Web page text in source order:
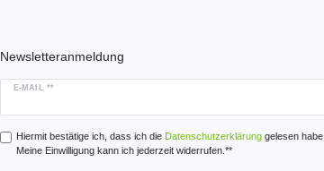
Newsletteranmeldung
E-MAIL **
Hiermit bestätige ich, dass ich die Daten­schutz­erklärunggelesen habe.
Meine Einwilligung kann ich jederzeit widerrufen.**